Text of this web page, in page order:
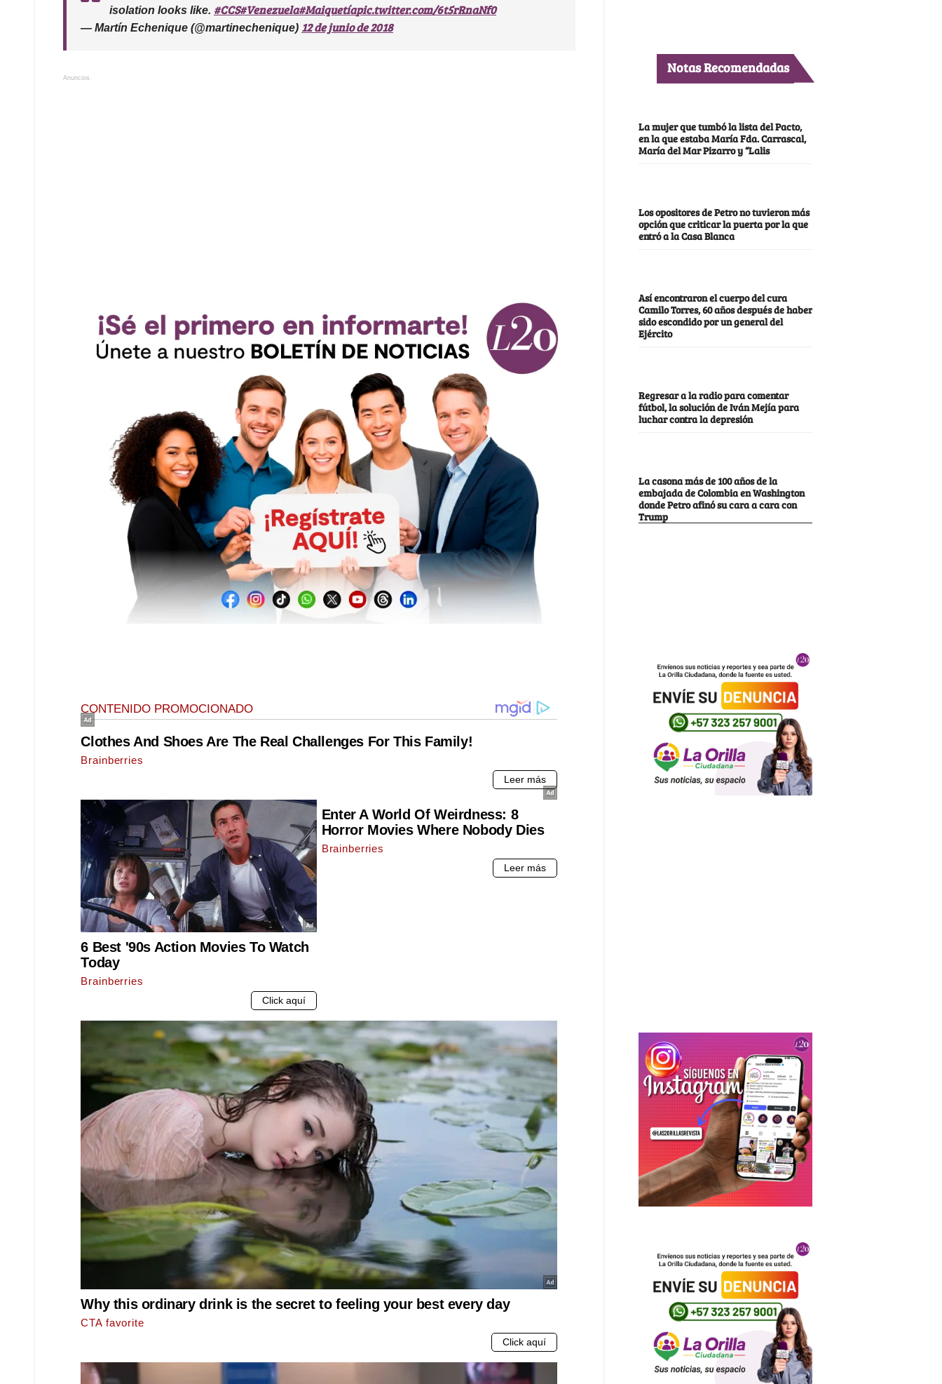
isolation looks like. #CCS#Venezuela#Maiquetíapic.twitter.com/6t5rRnaNf0
— Martín Echenique (@martinechenique) 12 de junio de 2018
Anuncios.
Notas Recomendadas
La mujer que tumbó la lista del Pacto,
en la que estaba María Fda. Carrascal,
María del Mar Pizarro y “Lalis
Los opositores de Petro no tuvieron más
opción que criticar la puerta por la que
entró a la Casa Blanca
Así encontraron el cuerpo del cura
Camilo Torres, 60 años después de haber
sido escondido por un general del
Ejército
Regresar a la radio para comentar
fútbol, la solución de Iván Mejía para
luchar contra la depresión
La casona más de 100 años de la
embajada de Colombia en Washington
donde Petro afinó su cara a cara con
Trump